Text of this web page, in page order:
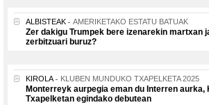
ALBISTEAK AMERIKETAKO ESTATU BATUAK
Zer dakigu Trumpek bere izenarekin martxan
zerbitzuari buruz?
KIROLA KLUBEN MUNDUKO TXAPELKETA 2025
Monterreyk aurpegia eman du Interren aurka,
Txapelketan egindako debutean